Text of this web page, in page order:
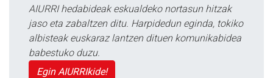
AIURRI hedabideak eskualdeko nortasun hitzak
jaso eta zabaltzen ditu. Harpidedun eginda, tokiko
albisteak euskaraz lantzen dituen komunikabidea
babestuko duzu.
Egin AIURRIkide!